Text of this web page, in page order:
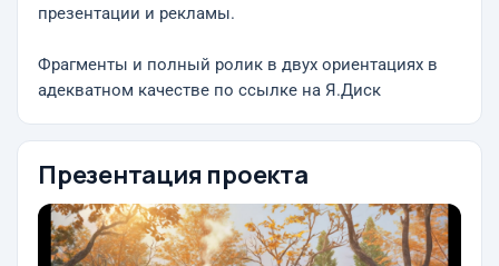
презентации и рекламы.
Фрагменты и полный ролик в двух ориентациях в
адекватном качестве по ссылке на Я.Диск
Презентация проекта